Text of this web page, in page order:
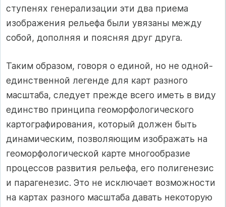
ступенях генерализации эти два приема
изображения рельефа были увязаны между
собой, дополняя и поясняя друг друга.
Таким образом, говоря о единой, но не одной-
единственной легенде для карт разного
масштаба, следует прежде всего иметь в виду
единство принципа геоморфологического
картографирования, который должен быть
динамическим, позволяющим изображать на
геоморфологической карте многообразие
процессов развития рельефа, его полигенезис
и парагенезис. Это не исключает возможности
на картах разного масштаба давать некоторую